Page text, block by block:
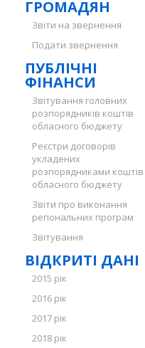
ГРОМАДЯН
Звіти на звернення
Подати звернення
ПУБЛІЧНІ
ФІНАНСИ
Звітування головних
розпорядників коштів
обласного бюджету
Реєстри договорів
укладених
розпорядниками коштів
обласного бюджету
Звіти про виконання
регіональних програм
Звітування
ВІДКРИТІ ДАНІ
2015 рік
2016 рік
2017 рік
2018 рік